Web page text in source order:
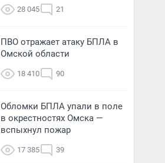
28 045 21
ПВО отражает атаку БПЛА в
Омской области
18 410 90
Обломки БПЛА упали в поле
в окрестностях Омска —
вспыхнул пожар
17 385 39